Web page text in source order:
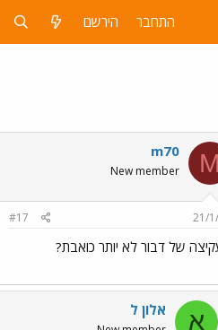
התחבר הירשם
M
m70
New member
21/
#17
של דבור לא יותר כואבת?
א אלון ל